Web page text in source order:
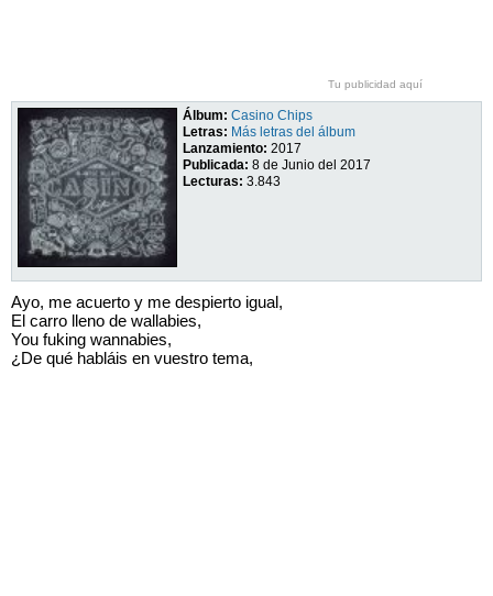
Tu publicidad aquí
Álbum: Casino Chips
Letras: Más letras del álbum
Lanzamiento: 2017
Publicada: 8 de Junio del 2017
Lecturas: 3.843
Ayo, me acuerto y me despierto igual,
El carro lleno de wallabies,
You fuking wannabies,
¿De qué habláis en vuestro tema,